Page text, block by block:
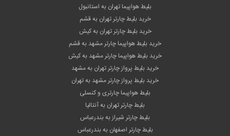
بلیط هواپیما تهران به استانبول
خرید بلیط چارتر تهران به قشم
خرید بلیط چارتر تهران به کیش
خرید بلیط هواپیما چارتر مشهد به قشم
خرید بلیط هواپیما چارتر مشهد به کیش
خرید بلیط پرواز چارتر تهران به مشهد
خرید بلیط پرواز چارتر مشهد به تهران
بلیط هواپیما چارتری و کنسلی
بلیط چارتر تهران به آنتالیا
بلیط چارتر شیراز به بندرعباس
بلیط چارتر اصفهان به بندرعباس